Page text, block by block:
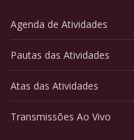
Agenda de Atividades
Pautas das Atividades
Atas das Atividades
Transmissões Ao Vivo